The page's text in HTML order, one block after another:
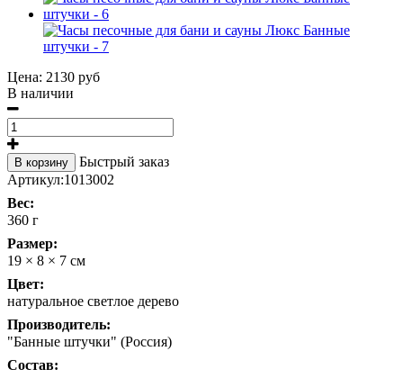
Цена: 2130 руб
В наличии
В корзину
Быстрый заказ
Артикул:1013002
Вес:
360 г
Размер:
19 × 8 × 7 см
Цвет:
натуральное светлое дерево
Производитель:
"Банные штучки" (Россия)
Состав: